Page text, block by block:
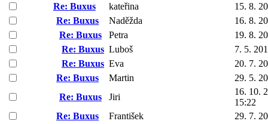
Re: Buxus
kateřina
15. 8.
Re: Buxus
Naděžda
16. 8.
Re: Buxus
Petra
19. 8.
Re: Buxus Luboš
7. 5.
Re: Buxus Eva
20. 7.
Re: Buxus
Martin
29. 5.
Re: Buxus
Jiri
16. 10.
15:22
Re: Buxus
František
29. 7.